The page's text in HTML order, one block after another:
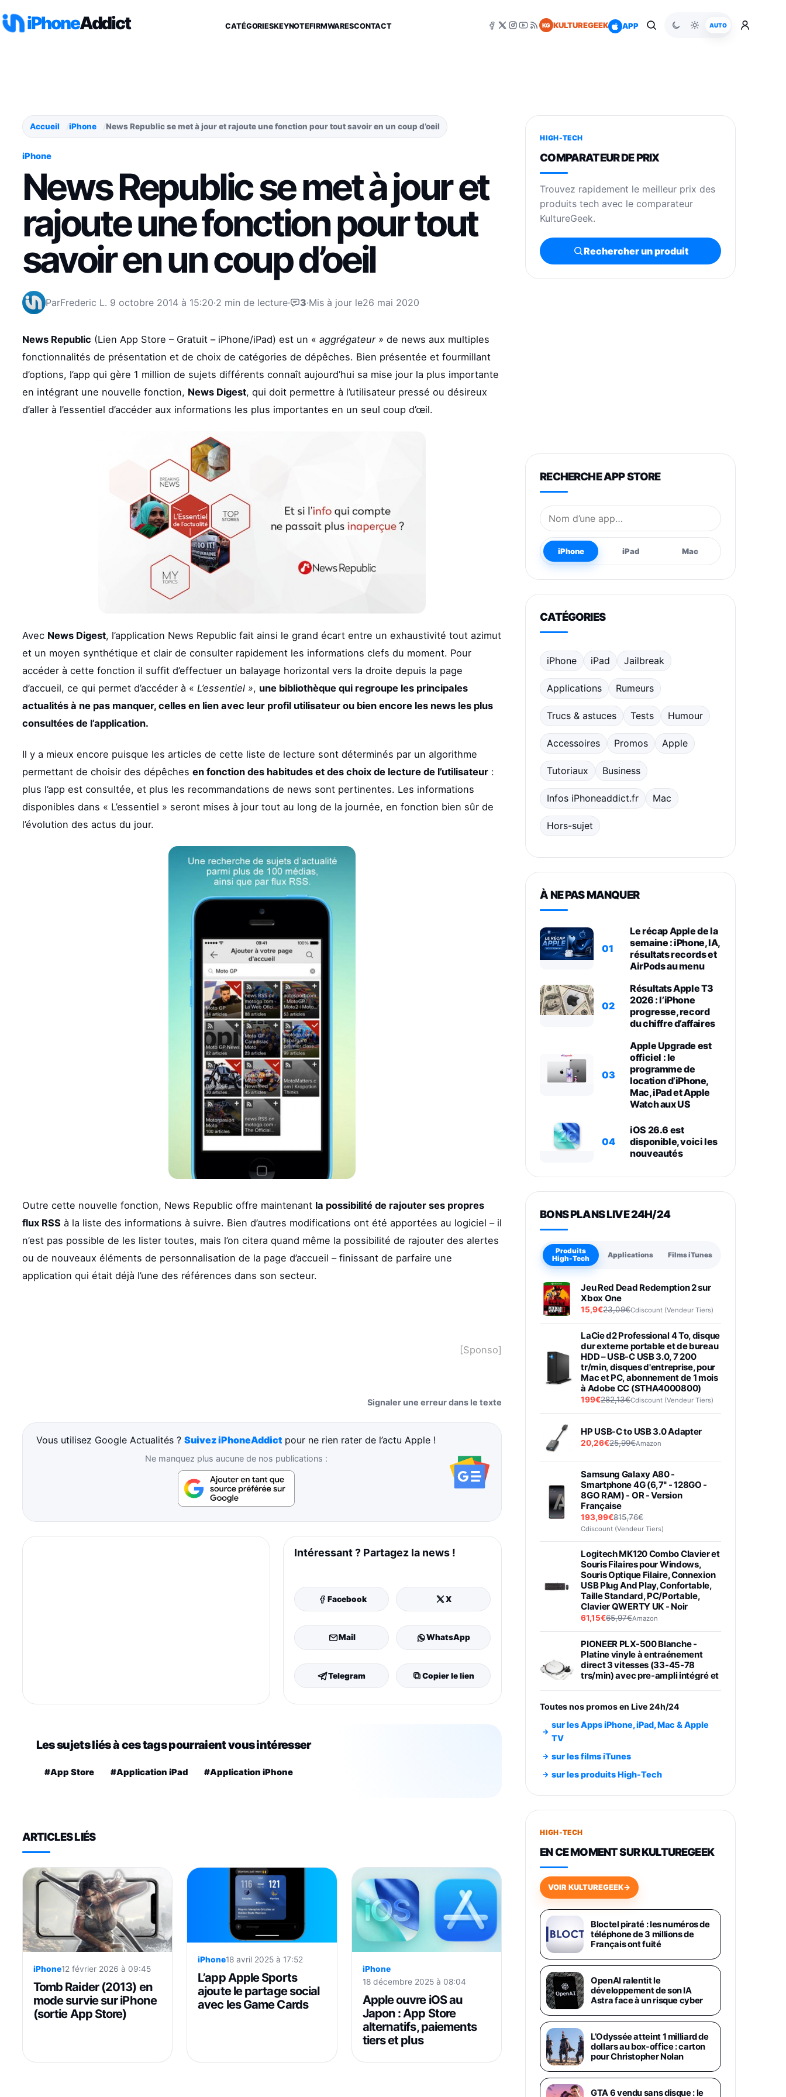
iPhoneAddict CATÉGORIESKEYNOTEFIRMWARESCONTACT KG KULTUREGEEK APP AUTO
Accueil iPhone News Republic se met à jour et rajoute une fonction pour tout savoir en un coup d’oeil
iPhone
News Republic se met à jour et
rajoute une fonction pour tout
savoir en un coup d’oeil
ParFrederic L. 9 octobre 2014 à 15:20·2 min de lecture· 3·Mis à jour le26 mai 2020
News Republic (Lien App Store – Gratuit – iPhone/iPad) est un « aggrégateur » de news aux multiples
fonctionnalités de présentation et de choix de catégories de dépêches. Bien présentée et fourmillant
d’options, l’app qui gère 1 million de sujets différents connaît aujourd’hui sa mise jour la plus importante
en intégrant une nouvelle fonction, News Digest, qui doit permettre à l’utilisateur pressé ou désireux
d’aller à l’essentiel d’accéder aux informations les plus importantes en un seul coup d’œil.
Avec News Digest, l’application News Republic fait ainsi le grand écart entre un exhaustivité tout azimut
et un moyen synthétique et clair de consulter rapidement les informations clefs du moment. Pour
accéder à cette fonction il suffit d’effectuer un balayage horizontal vers la droite depuis la page
d’accueil, ce qui permet d’accéder à « L’essentiel », une bibliothèque qui regroupe les principales
actualités à ne pas manquer, celles en lien avec leur profil utilisateur ou bien encore les news les plus
consultées de l’application.
Il y a mieux encore puisque les articles de cette liste de lecture sont déterminés par un algorithme
permettant de choisir des dépêches en fonction des habitudes et des choix de lecture de l’utilisateur:
plus l’app est consultée, et plus les recommandations de news sont pertinentes. Les informations
disponibles dans « L’essentiel » seront mises à jour tout au long de la journée, en fonction bien sûr de
l’évolution des actus du jour.
Outre cette nouvelle fonction, News Republic offre maintenant la possibilité de rajouter ses propres
flux RSS à la liste des informations à suivre. Bien d’autres modifications ont été apportées au logiciel – il
n’est pas possible de les lister toutes, mais l’on citera quand même la possibilité de rajouter des alertes
ou de nouveaux éléments de personnalisation de la page d’accueil – finissant de parfaire une
application qui était déjà l’une des références dans son secteur.
[Sponso]
Signaler une erreur dans le texte
Vous utilisez Google Actualités ?Suivez iPhoneAddict pour ne rien rater de l’actu Apple !
Ne manquez plus aucune de nos publications :
Intéressant ? Partagez la news !
Facebook X
Mail WhatsApp
Telegram Copier le lien
Les sujets liés à ces tags pourraient vous intéresser
#App Store #Application iPad #Application iPhone
ARTICLES LIÉS
iPhone12 février 2026 à 09:45
Tomb Raider (2013) en
mode survie sur iPhone
(sortie App Store)
iPhone18 avril 2025 à 17:52
L’app Apple Sports
ajoute le partage social
avec les Game Cards
iPhone
18 décembre 2025 à 08:04
Apple ouvre iOS au
Japon : App Store
alternatifs, paiements
tiers et plus
HIGH-TECH
COMPARATEUR DE PRIX
Trouvez rapidement le meilleur prix des
produits tech avec le comparateur
KultureGeek.
Rechercher un produit
RECHERCHE APP STORE
Nom de l’application
iPhone iPad Mac
CATÉGORIES
iPhone iPad Jailbreak
Applications Rumeurs
Trucs & astuces Tests Humour
Accessoires Promos Apple
Tutoriaux Business
Infos iPhoneaddict.fr Mac
Hors-sujet
À NE PAS MANQUER
01
Le récap Apple de la
semaine : iPhone, IA,
résultats records et
AirPods au menu
02
Résultats Apple T3
2026 : l’iPhone
progresse, record
du chiffre d’affaires
03
Apple Upgrade est
officiel : le
programme de
location d’iPhone,
Mac, iPad et Apple
Watch aux US
04
iOS 26.6 est
disponible, voici les
nouveautés
BONS PLANS LIVE 24H/24
Produits
High-Tech
Applications Films iTunes
Jeu Red Dead Redemption 2 sur
Xbox One
15,9€23,09€Cdiscount (Vendeur Tiers)
LaCie d2 Professional 4 To, disque
dur externe portable et de bureau
HDD – USB-C USB 3.0, 7 200
tr/min, disques d'entreprise, pour
Mac et PC, abonnement de 1 mois
à Adobe CC (STHA4000800)
199€282,13€Cdiscount (Vendeur Tiers)
HP USB-C to USB 3.0 Adapter
20,26€25,99€Amazon
Samsung Galaxy A80 -
Smartphone 4G (6,7'' - 128GO -
8GO RAM) - OR - Version
Française
193,99€815,76€
Cdiscount (Vendeur Tiers)
Logitech MK120 Combo Clavier et
Souris Filaires pour Windows,
Souris Optique Filaire, Connexion
USB Plug And Play, Confortable,
Taille Standard, PC/Portable,
Clavier QWERTY UK - Noir
61,15€65,97€Amazon
PIONEER PLX-500 Blanche -
Platine vinyle à entraénement
direct 3 vitesses (33-45-78
trs/min) avec pre-ampli intégré et
Smartphone SAMSUNG Galaxy
Smartphone SAMSUNG Galaxy
S26+ Violet 256Go
749,99€1240,43€Fnac (Vendeur Tiers)
648,63€
Smartphone Android 5G avec
Galaxy AI, 512 Go, Chargeur
Secteur Rapide 25W Inclus,
Smartphone déverrouillé, Noir,
Version FR
1019€1399€Fnac (Vendeur Tiers)
Galaxy S26 Ultra 512 Go Bleu
1019€ 1399€Fnac (Vendeur Tiers)
Galaxy S26 Ultra 256 Go Violet
892€1199€
Philips SHK2000BL - Casque
Enfant - Bleu & Répartiteur Audio
5 Casques, Blanc
24,94€ 29,96€Fnac (Vendeur Tiers)
Toutes nos promos en Live 24h/24
sur les Apps iPhone, iPad, Mac & Apple
TV
sur les films iTunes
sur les produits High-Tech
HIGH-TECH
EN CE MOMENT SUR KULTUREGEEK
VOIR KULTUREGEEK→
Bloctel piraté : les numéros de
téléphone de 3 millions de
Français ont fuité
OpenAI ralentit le
développement de son IA
Astra face à un risque cyber
L’Odyssée atteint 1 milliard de
dollars au box-office : carton
pour Christopher Nolan
GTA 6 vendu sans disque : le